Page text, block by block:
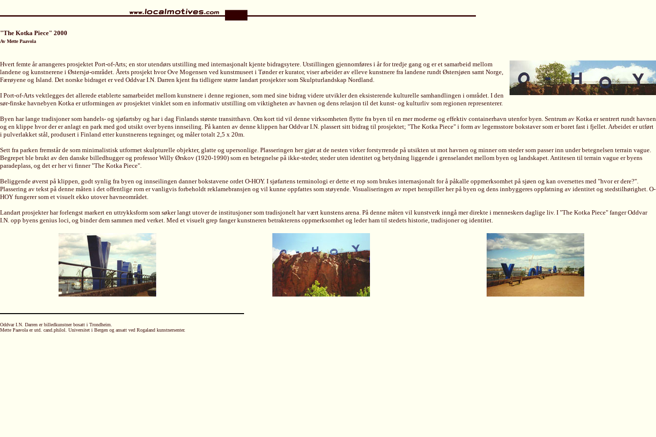
"The Kotka Piece" 2000
Av Mette Paavola
Hvert femte år arrangeres prosjektet Port-of-Arts; en stor utendørs utstilling med internasjonalt kjente bidragsytere. Utstillingen gjennomføres i år for tredje gang og er et samarbeid mellom
landene og kunstnerene i Østersjø-området. Årets prosjekt hvor Ove Mogensen ved kunstmuseet i Tønder er kurator, viser arbeider av elleve kunstnere fra landene rundt Østersjøen samt Norge,
Færøyene og Island. Det norske bidraget er ved Oddvar I.N. Darren kjent fra tidligere større landart prosjekter som Skulpturlandskap Nordland.
I Port-of-Arts vektlegges det allerede etablerte samarbeidet mellom kunstnere i denne regionen, som med sine bidrag videre utvikler den eksisterende kulturelle samhandlingen i området. I den
sør-finske havnebyen Kotka er utformingen av prosjektet vinklet som en informativ utstilling om viktigheten av havnen og dens relasjon til det kunst- og kulturliv som regionen representerer.
Byen har lange tradisjoner som handels- og sjøfartsby og har i dag Finlands største transitthavn. Om kort tid vil denne virksomheten flytte fra byen til en mer moderne og effektiv containerhavn utenfor byen. Sentrum av Kotka er sentrert rundt havnen
og en klippe hvor der er anlagt en park med god utsikt over byens innseiling. På kanten av denne klippen har Oddvar I.N. plassert sitt bidrag til prosjektet; "The Kotka Piece" i form av legemsstore bokstaver som er boret fast i fjellet. Arbeidet er utført
i pulverlakket stål, produsert i Finland etter kunstnerens tegninger, og måler totalt 2,5 x 20m.
Sett fra parken fremstår de som minimalistisk utformet skulpturelle objekter, glatte og upersonlige. Plasseringen her gjør at de nesten virker forstyrrende på utsikten ut mot havnen og minner om steder som passer inn under betegnelsen terrain vague.
Begrepet ble brukt av den danske billedhugger og professor Willy Ørskov (1920-1990) som en betegnelse på ikke-steder, steder uten identitet og betydning liggende i grenselandet mellom byen og landskapet. Antitesen til terrain vague er byens
paradeplass, og det er her vi finner "The Kotka Piece".
Beliggende øverst på klippen, godt synlig fra byen og innseilingen danner bokstavene ordet O-HOY. I sjøfartens terminologi er dette et rop som brukes internasjonalt for å påkalle oppmerksomhet på sjøen og kan oversettes med "hvor er dere?".
Plassering av tekst på denne måten i det offentlige rom er vanligvis forbeholdt reklamebransjen og vil kunne oppfattes som støyende. Visualiseringen av ropet henspiller her på byen og dens innbyggeres oppfatning av identitet og stedstilhørighet. O-
HOY fungerer som et visuelt ekko utover havneområdet.
Landart prosjekter har forlengst markert en uttrykksform som søker langt utover de institusjoner som tradisjonelt har vært kunstens arena. På denne måten vil kunstverk inngå mer direkte i menneskers daglige liv. I "The Kotka Piece" fanger Oddvar
I.N. opp byens genius loci, og binder dem sammen med verket. Med et visuelt grep fanger kunstneren betrakterens oppmerksomhet og leder ham til stedets historie, tradisjoner og identitet.
Oddvar I.N. Darren er billedkunstner bosatt i Trondheim.
Mette Paavola er utd. cand.philol. Universitet i Bergen og ansatt ved Rogaland kunstnersenter.